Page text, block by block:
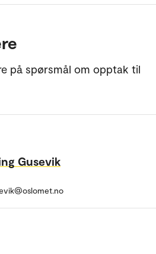
på spørsmål om opptak til
Gusevik